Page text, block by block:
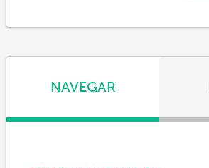
NAVEGAR